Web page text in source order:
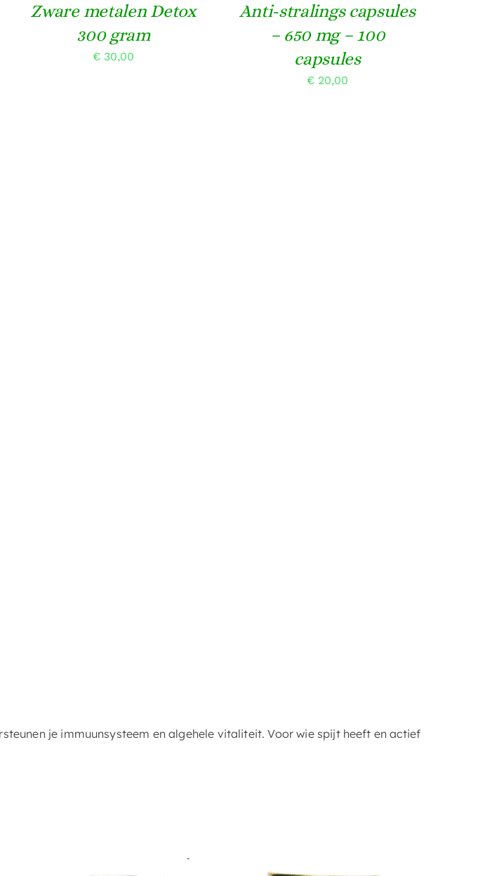
Zware metalen Detox
300 gram
€30,00
Anti-stralings capsules
– 650 mg – 100
capsules
€ 20,00
je immuunsysteem en algehele vitaliteit. Voor wie spijt heeft en actief